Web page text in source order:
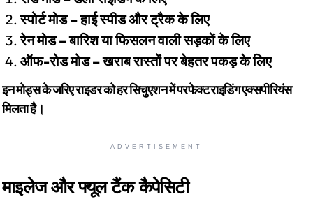
स्पोर्ट मोड – हाई स्पीड और ट्रैक के लिए
रेन मोड – बारिश या फिसलन वाली सड़कों के लिए
ऑफ-रोड मोड – खराब रास्तों पर बेहतर पकड़ के लिए
इन मोड्स के जरिए राइडर को हर सिचुएशन में परफेक्ट राइडिंग एक्सपीरियंस
मिलता है।
ADVERTISEMENT
माइलेज और फ्यूल टैंक कैपेसिटी